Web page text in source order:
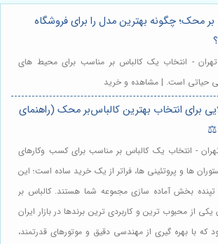
محک؛ چگونه بهترین مدل را برای فروشگاه
تهران - انتخاب یک کالباس بر مناسب برای محیط های
حیاتی است. | مشاهده و خرید
طلایی برای انتخاب بهترین کالباس‌بر محک (راهنمای
- انتخاب یک کالباس بر مناسب برای کسب وکارهای
ها و پروتئینی ها، فراتر از یک خرید ساده است؛ این
بخش آماده سازی مجموعه شما هستند. کالباس بر
از محبوب ترین و کاربردی ترین برندها در بازار ایران
که با بهره گیری از مهندسی دقیق و موتورهای قدرتمند،